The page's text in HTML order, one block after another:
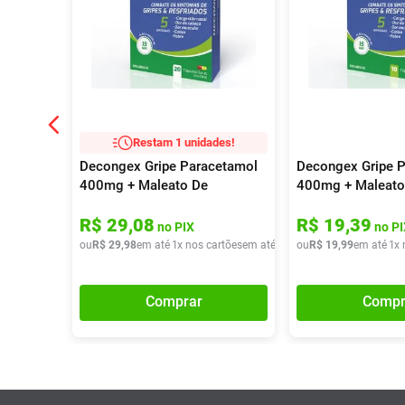
Restam 1 unidades!
Decongex Gripe Paracetamol
400mg + Maleato De
Cloridrato De Fenilefrina 4mg
20 Cápsulas
R$ 29,08 no PIX
ouR$ 29,98em até 1x nos cartõesem até x deR$ 29,98
Comprar
Decongex Gripe
400mg +
Cloridrato De
10 Cápsulas
R$ 19,39 no
ouR$ 19,99em até 1x